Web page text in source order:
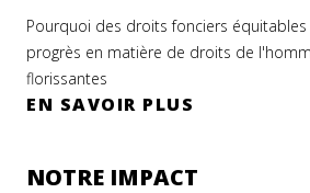
Pourquoi des droits fonciers
progrès en matière de droits de
florissantes
EN SAVOIR PLUS
NOTRE IMPACT